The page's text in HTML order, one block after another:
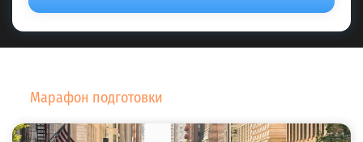
Марафон подготовки